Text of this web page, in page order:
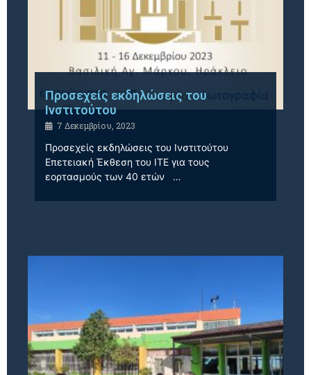
Προσεχείς εκδηλώσεις του
Ινστιτούτου
7 Δεκεμβρίου, 2023
Προσεχείς εκδηλώσεις του Ινστιτούτου
Επετειακή Έκθεση του ΙΤΕ για τους
εορτασμούς των 40 ετών …